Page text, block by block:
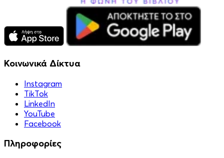
Κοινωνικά Δίκτυα
Instagram
TikTok
LinkedIn
YouTube
Facebook
Πληροφορίες